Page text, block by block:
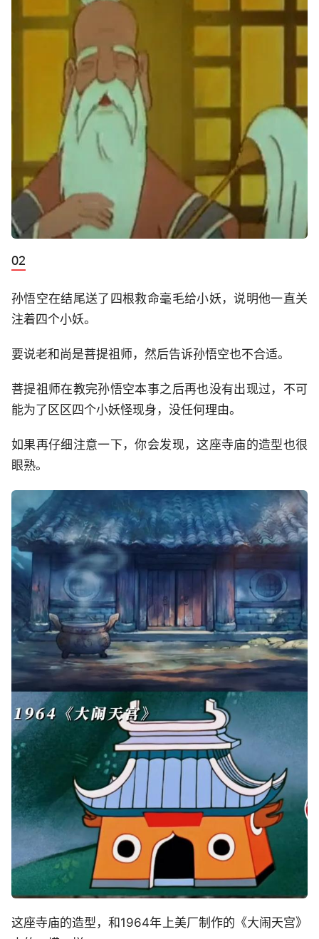
孙悟空在结尾送了四根救命毫毛给小妖，说明他一直关
注着四个小妖。
要说老和尚是菩提祖师，然后告诉孙悟空也不合适。
菩提祖师在教完孙悟空本事之后再也没有出现过，不可
能为了区区四个小妖怪现身，没任何理由。
如果再仔细注意一下，你会发现，这座寺庙的造型也很
眼熟。
这座寺庙的造型，和1964年上美厂制作的《大闹天宫》